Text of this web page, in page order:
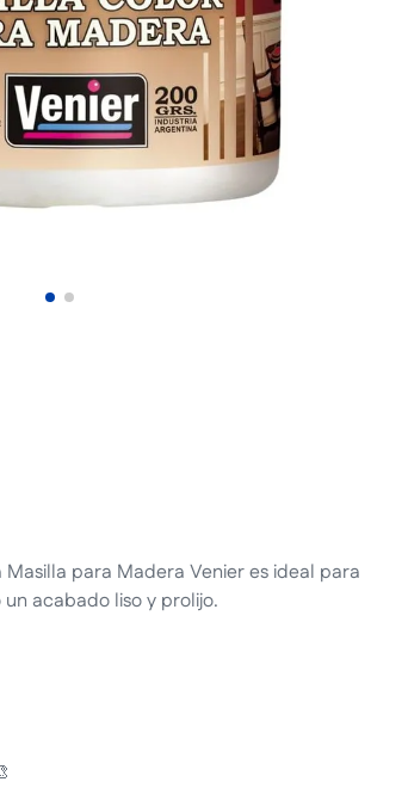
para Madera Venier es ideal para
acabado liso y prolijo.